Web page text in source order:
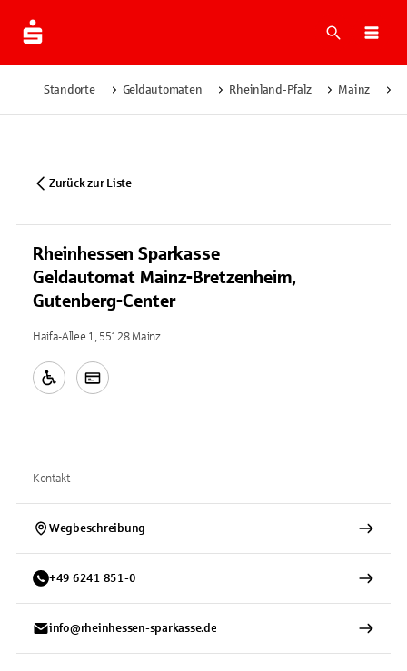
Suche
Standorte Geldautomaten Rheinland-Pfalz Mainz
Zurück zur Liste
Rheinhessen Sparkasse
Geldautomat Mainz-Bretzenheim,
Gutenberg-Center
Haifa-Allee 1, 55128 Mainz
Kontakt
Wegbeschreibung
+49 6241 851-0
info@rheinhessen-sparkasse.de